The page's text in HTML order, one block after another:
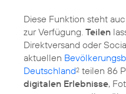
Diese Funktion steht
zur Verfügung. Teilen
Direktversand oder
aktuellen
Deutschland2 teilen 86
digitalen Erlebnisse,